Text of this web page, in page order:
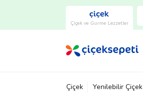
Çiçek ve Gurme Lezzetler
Çiçek Yenilebilir Çiçek